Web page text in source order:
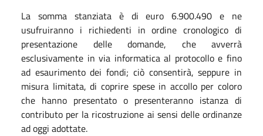
La somma stanziata è di euro 6.900.490 e ne
usufruiranno i richiedenti in ordine cronologico di
presentazione delle domande, che avverrà
esclusivamente in via informatica al protocollo e fino
ad esaurimento dei fondi; ciò consentirà, seppure in
misura limitata, di coprire spese in accollo per coloro
che hanno presentato o presenteranno istanza di
contributo per la ricostruzione ai sensi delle ordinanze
ad oggi adottate.